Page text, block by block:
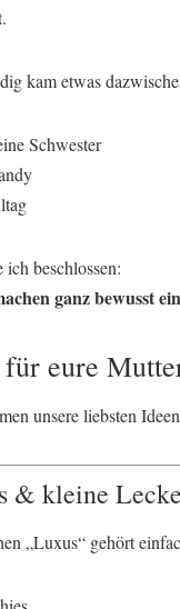
kam etwas
Schwester
ich beschlossen:
ganz bewusst
eure
unsere liebsten
& kleine
„Luxus“ gehört